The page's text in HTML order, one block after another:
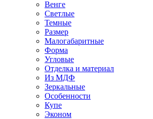
Венге
Светлые
Темные
Размер
Малогабаритные
Форма
Угловые
Отделка и материал
Из МДФ
Зеркальные
Особенности
Купе
Эконом